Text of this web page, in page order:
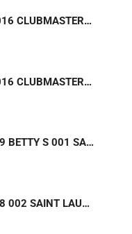
GAFAS DE SOL RB 3016 CLUBMASTER 6879/56 RAY-BAN
GAFAS DE SOL RB 3016 CLUBMASTER W0366 RAY-BAN
GAFAS DE SOL SL 909 BETTY S 001 SAINT LAURENT
GAFAS DE SOL SL 908 002 SAINT LAURENT